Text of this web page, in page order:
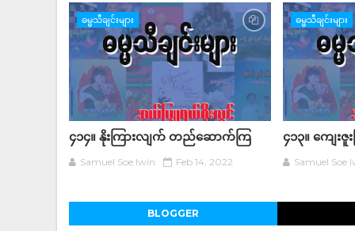
ဓမ္မသီချင်းများ
၄၁၄။ နိုးကြားလျက် တည်ဆောက်ကြ
Samuel Soe lwin Feb 14, 2022
ဓမ္မသီချင်းများ
၄၁၃။ ကျေး
Samuel Soe
BLOGGER